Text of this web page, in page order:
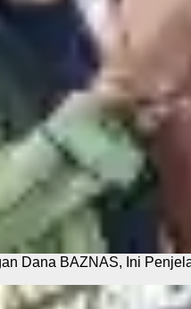
Dana BAZNAS, Ini